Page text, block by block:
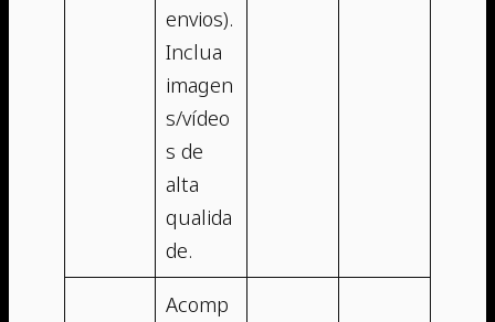
envios).
Inclua
imagen
s/vídeo
s de
alta
qualida
de.
Acomp